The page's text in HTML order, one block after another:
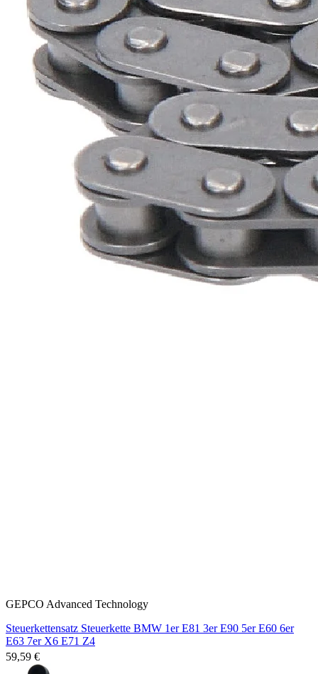
GEPCO Advanced Technology
Steuerkettensatz Steuerkette BMW 1er E81 3er E90 5er E60 6er
E63 7er X6 E71 Z4
59,59 €